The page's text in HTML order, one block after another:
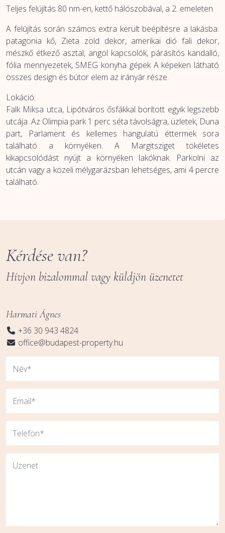
Teljes felújítás 80 nm-en, kettő hálószobával, a 2. emeleten
A felújítás során számos extra került beépítésre a lakásba:
patagonia kő, Zieta zöld dekor, amerikai dió fali dekor,
mészkő étkező asztal, angol kapcsolók, párásítós kandalló,
fólia mennyezetek, SMEG konyha gépek A képeken látható
összes design és bútor elem az irányár része.
Lokáció:
Falk Miksa utca, Lipótváros ősfákkal borított egyik legszebb
utcája. Az Olimpia park 1 perc séta távolságra, üzletek, Duna
part, Parlament és kellemes hangulatú éttermek sora
található a környéken. A Margitsziget tökéletes
kikapcsolódást nyújt a környéken lakóknak. Parkolni az
utcán vagy a közeli mélygarázsban lehetséges, ami 4 percre
található.
Kérdése van?
Hívjon bizalommal vagy küldjön üzenetet
Harmati Ágnes
+36 30 943 4824
office@budapest-property.hu